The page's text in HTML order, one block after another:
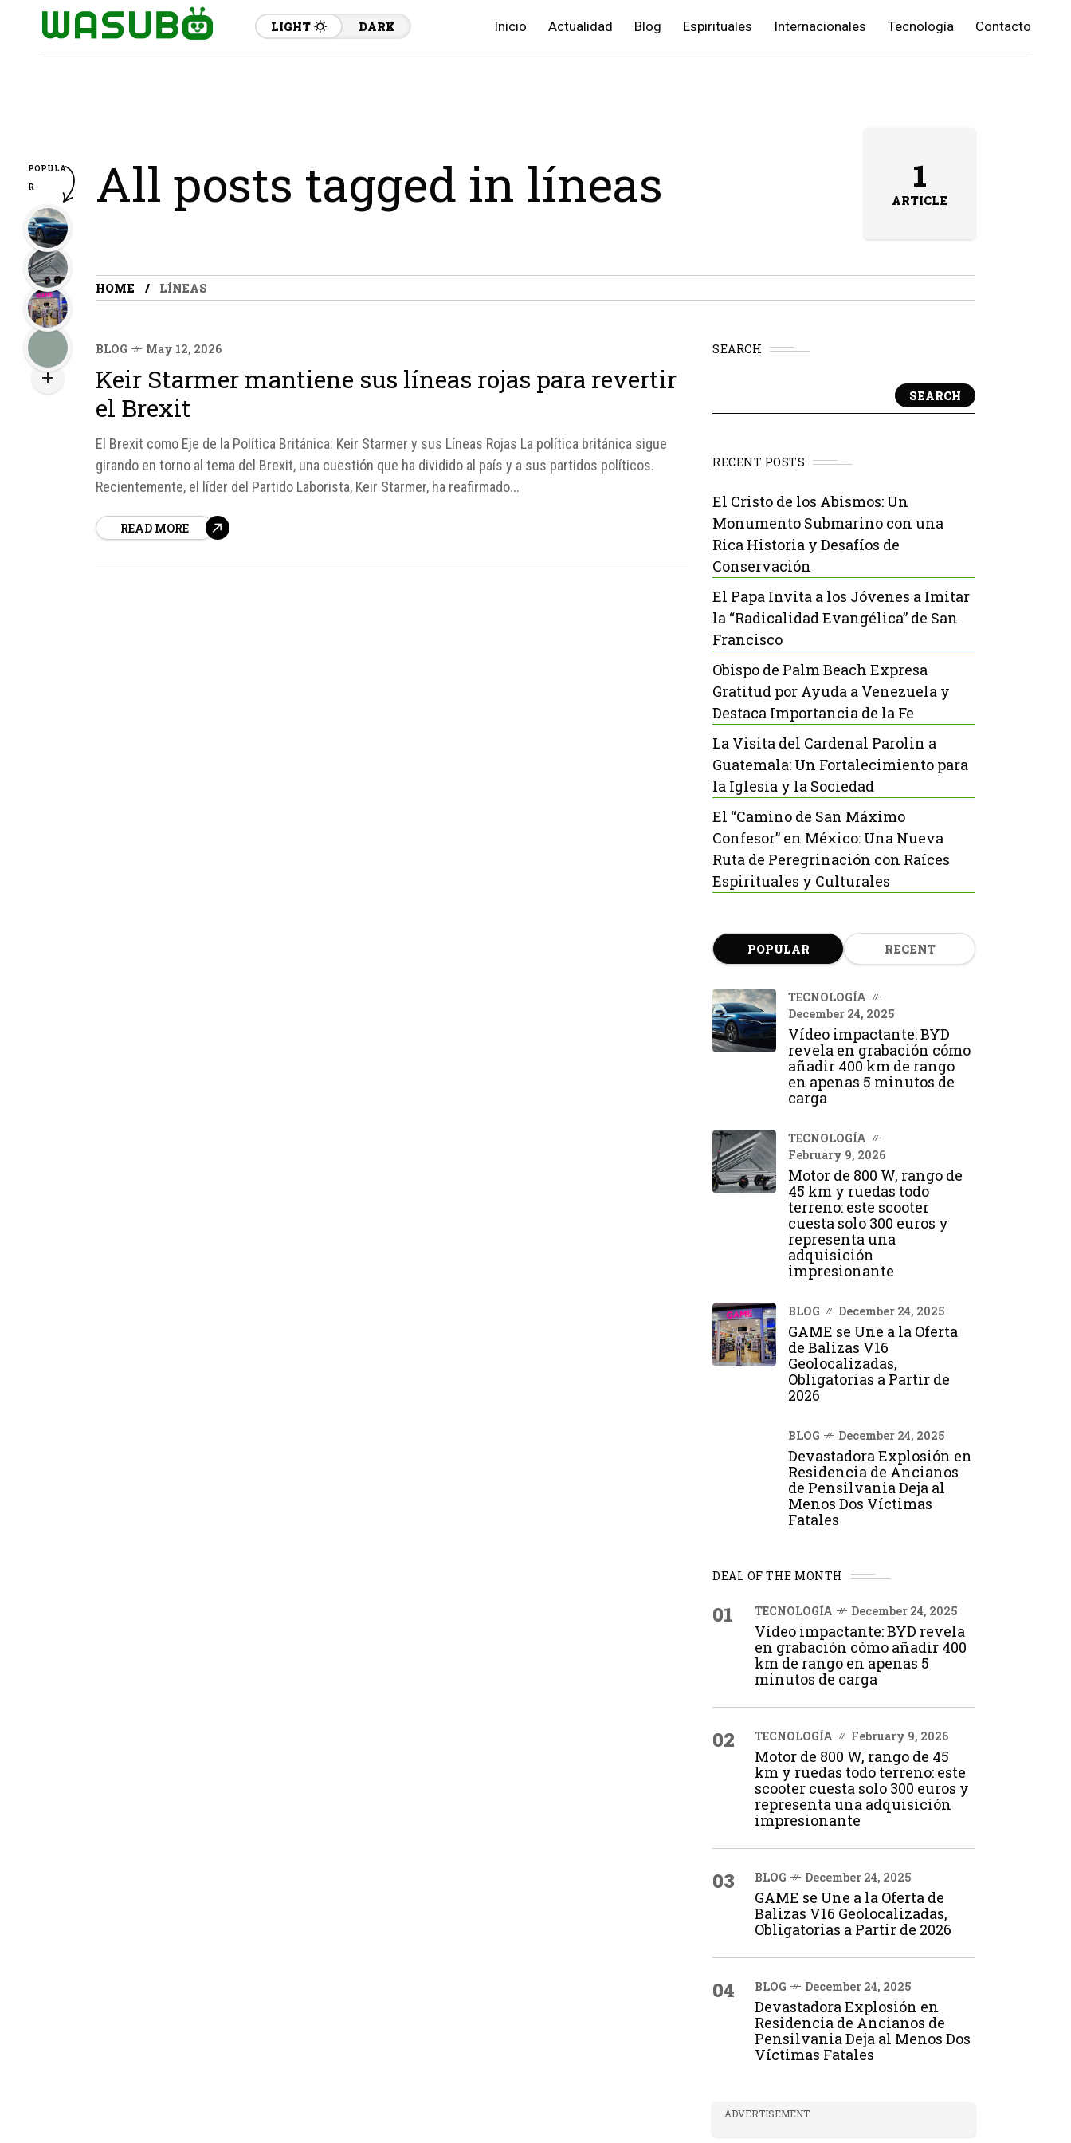
LIGHT DARK Inicio Actualidad Blog Espirituales Internacionales Tecnología Contacto
All posts tagged in líneas 1
ARTICLE
HOME LÍNEAS
BLOG May 12, 2026
Keir Starmer mantiene sus líneas rojas para revertir
el Brexit
El Brexit como Eje de la Política Británica: Keir Starmer y sus Líneas Rojas La política británica sigue
girando en torno al tema del Brexit, una cuestión que ha dividido al país y a sus partidos políticos.
Recientemente, el líder del Partido Laborista, Keir Starmer, ha reafirmado...
READ MORE
SEARCH
SEARCH
RECENT POSTS
El Cristo de los Abismos: Un
Monumento Submarino con una
Rica Historia y Desafíos de
Conservación
El Papa Invita a los Jóvenes a Imitar
la “Radicalidad Evangélica” de San
Francisco
Obispo de Palm Beach Expresa
Gratitud por Ayuda a Venezuela y
Destaca Importancia de la Fe
La Visita del Cardenal Parolin a
Guatemala: Un Fortalecimiento para
la Iglesia y la Sociedad
El “Camino de San Máximo
Confesor” en México: Una Nueva
Ruta de Peregrinación con Raíces
Espirituales y Culturales
POPULAR RECENT
TECNOLOGÍA
December 24, 2025
Vídeo impactante: BYD
revela en grabación cómo
añadir 400 km de rango
en apenas 5 minutos de
carga
TECNOLOGÍA
February 9, 2026
Motor de 800 W, rango de
45 km y ruedas todo
terreno: este scooter
cuesta solo 300 euros y
representa una
adquisición
impresionante
BLOG December 24, 2025
GAME se Une a la Oferta
de Balizas V16
Geolocalizadas,
Obligatorias a Partir de
2026
BLOG December 24, 2025
Devastadora Explosión en
Residencia de Ancianos
de Pensilvania Deja al
Menos Dos Víctimas
Fatales
DEAL OF THE MONTH
01 TECNOLOGÍA December 24, 2025
Vídeo impactante: BYD revela
en grabación cómo añadir 400
km de rango en apenas 5
minutos de carga
02 TECNOLOGÍA February 9, 2026
Motor de 800 W, rango de 45
km y ruedas todo terreno: este
scooter cuesta solo 300 euros y
representa una adquisición
impresionante
03 BLOG December 24, 2025
GAME se Une a la Oferta de
Balizas V16 Geolocalizadas,
Obligatorias a Partir de 2026
04 BLOG December 24, 2025
Devastadora Explosión en
Residencia de Ancianos de
Pensilvania Deja al Menos Dos
Víctimas Fatales
ADVERTISEMENT
POPULA
R